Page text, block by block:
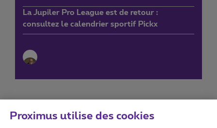
La Jupiler Pro League est de retour :
consultez le calendrier sportif Pickx
Proximus utilise des cookies